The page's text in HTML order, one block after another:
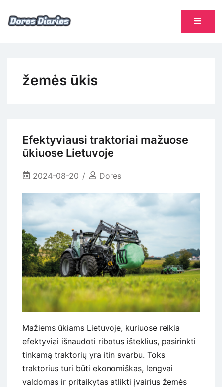
žemės ūkis
Efektyviausi traktoriai mažuose
ūkiuose Lietuvoje
2024-08-20 Dores
Mažiems ūkiams Lietuvoje, kuriuose reikia
efektyviai išnaudoti ribotus išteklius, pasirinkti
tinkamą traktorių yra itin svarbu. Toks
traktorius turi būti ekonomiškas, lengvai
valdomas ir pritaikytas atlikti įvairius žemės